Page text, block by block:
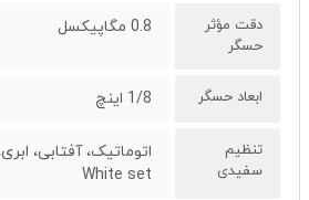
دقت مؤثر
حسگر
0.8 مگاپیکسل
ابعاد حسگر 1/8 اینچ
تنظیم
سفیدی
White set